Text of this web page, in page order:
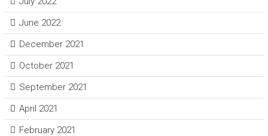
June 2022
December 2021
October 2021
September 2021
April 2021
February 2021